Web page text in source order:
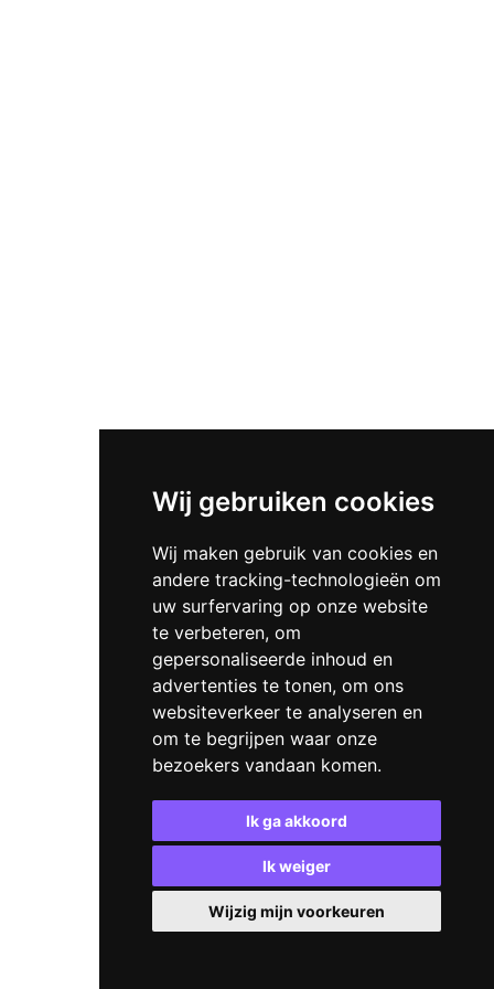
Wij gebruiken cookies
Wij maken gebruik van cookies en
andere tracking-technologieën om
uw surfervaring op onze website
te verbeteren, om
gepersonaliseerde inhoud en
advertenties te tonen, om ons
websiteverkeer te analyseren en
om te begrijpen waar onze
bezoekers vandaan komen.
Ik ga akkoord
Ik weiger
Wijzig mijn voorkeuren